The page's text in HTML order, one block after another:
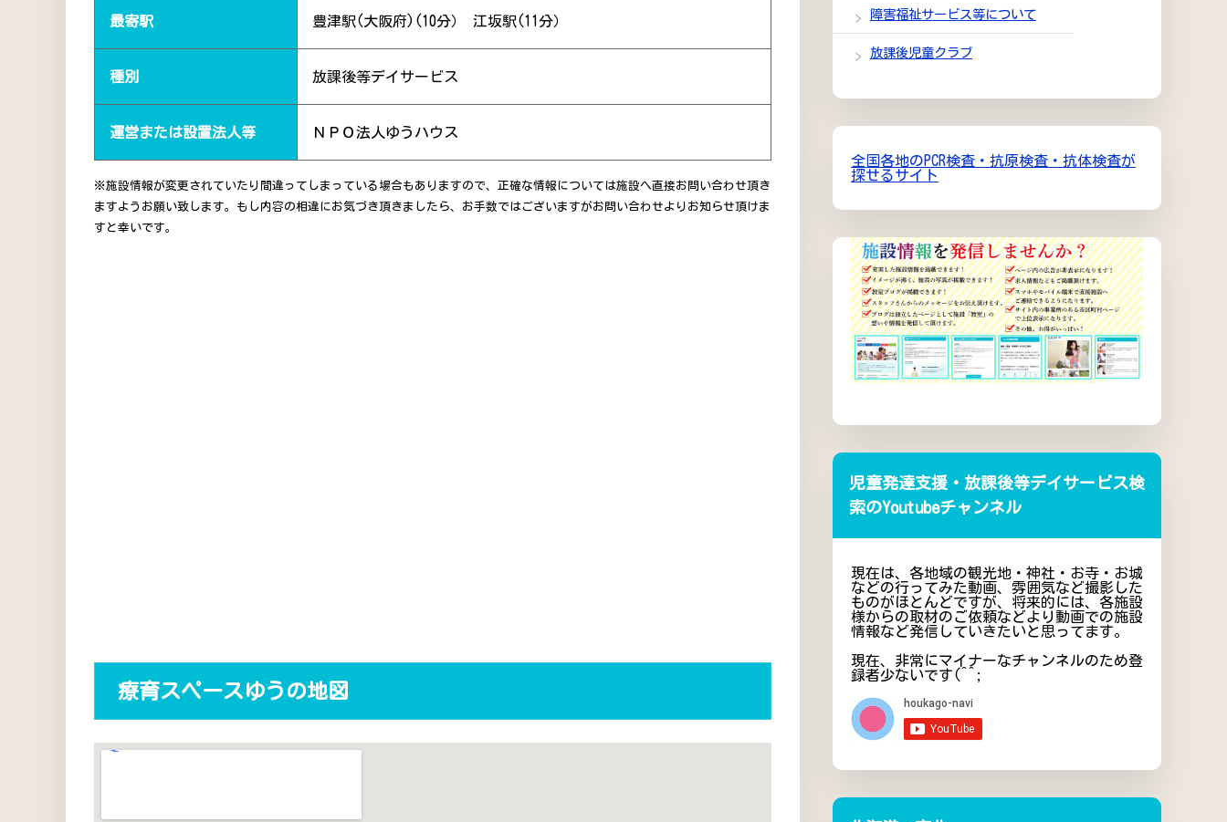
最寄駅 豊津駅(大阪府)(10分） 江坂駅(11分）
種別 放課後等デイサービス
運営または設置法人等 ＮＰＯ法人ゆうハウス
※施設情報が変更されていたり間違ってしまっている場合もありますので、正確な情報については施設へ直接お問い合わせ頂き
ますようお願い致します。もし内容の相違にお気づき頂きましたら、お手数ではございますがお問い合わせよりお知らせ頂けま
すと幸いです。
療育スペースゆうの地図
障害福祉サービス等について
放課後児童クラブ
全国各地のPCR検査・抗原検査・抗体検査が
探せるサイト
児童発達支援・放課後等デイサービス検
索のYoutubeチャンネル
現在は、各地域の観光地・神社・お寺・お城
などの行ってみた動画、雰囲気など撮影した
ものがほとんどですが、将来的には、各施設
様からの取材のご依頼などより動画での施設
情報など発信していきたいと思ってます。
現在、非常にマイナーなチャンネルのため登
録者少ないです(^^;